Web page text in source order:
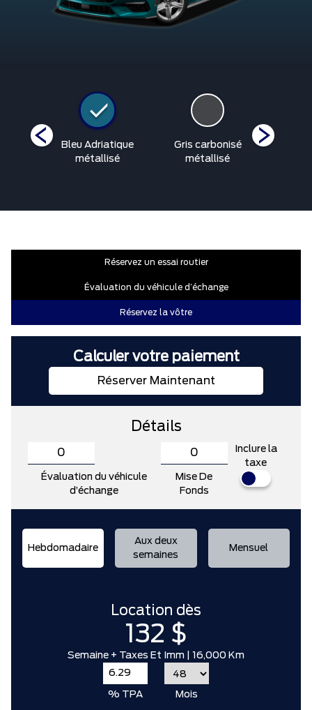
Bleu Adriatique
métallisé
Gris carbonisé
métallisé
Réservez un essai routier
Évaluation du véhicule d’échange
Réservez la vôtre
Calculer votre paiement
Réserver Maintenant
Détails
Évaluation du véhicule
d’échange
Mise De
Fonds
Inclure la
taxe
Hebdomadaire
Aux deux
semaines
Mensuel
Location dès
132 $
Semaine + Taxes Et Imm | 16,000 Km
% TPA Mois